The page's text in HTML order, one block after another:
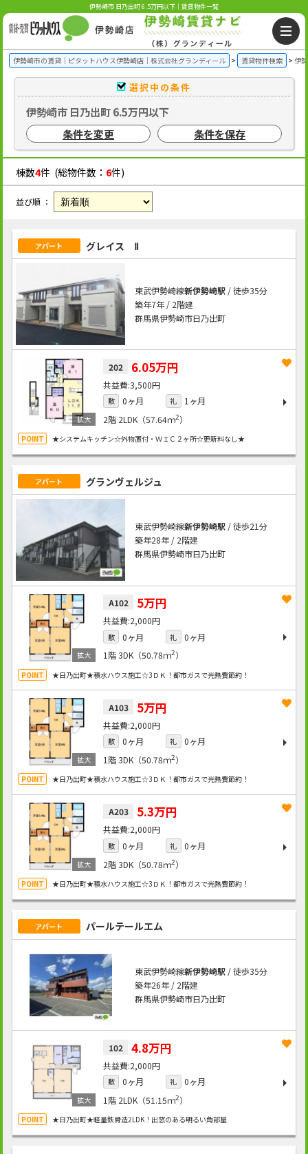
伊勢崎市 日乃出町 6.5万円以下｜賃貸物件一覧
伊勢崎市の賃貸｜ピタットハウス伊勢崎店｜株式会社グランディール 賃貸物件検索 伊
選択中の条件
伊勢崎市 日乃出町 6.5万円以下
条件を変更
条件を保存
棟数4件 (総物件数： 6件)
並び順 ：
アパート グレイス Ⅱ
東武伊勢崎線新伊勢崎駅/ 徒歩35分
築年7年 / 2階建
群馬県伊勢崎市日乃出町
202 6.05万円
3,500円
敷 0ヶ月 礼
1ヶ月
2階 2LDK（57.64ｍ2）
★システムキッチン☆外物置付・ＷＩＣ２ヶ所☆更新料なし★
アパート グランヴェルジュ
東武伊勢崎線新伊勢崎駅/ 徒歩21分
築年28年 / 2階建
群馬県伊勢崎市日乃出町
A102 5万円
2,000円
敷 0ヶ月 礼
0ヶ月
1階3DK（50.78ｍ2）
★日乃出町★積水ハウス施工☆3ＤＫ！都市ガスで光熱費節約！
A103 5万円
2,000円
敷 0ヶ月 礼
0ヶ月
1階3DK（50.78ｍ2）
★日乃出町★積水ハウス施工☆3ＤＫ！都市ガスで光熱費節約！
A203 5.3万円
2,000円
敷 0ヶ月 礼
0ヶ月
2階3DK（50.78ｍ2）
★日乃出町★積水ハウス施工☆3ＤＫ！都市ガスで光熱費節約！
アパート パールテールエム
東武伊勢崎線新伊勢崎駅/ 徒歩35分
築年26年 / 2階建
群馬県伊勢崎市日乃出町
102 4.8万円
2,000円
敷 0ヶ月 礼
0ヶ月
1階 2LDK（51.15ｍ2）
★日乃出町★軽量鉄骨造2LDK！出窓のある明るい角部屋